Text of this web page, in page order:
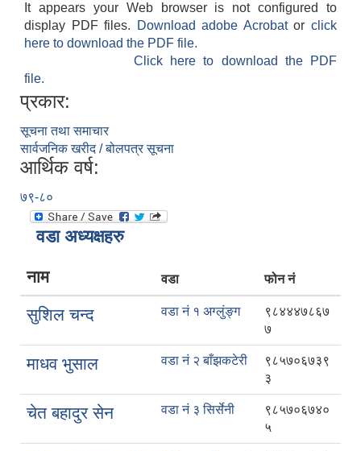
It appears your Web browser is not configured to
display PDF files.
Download adobe Acrobatorclick
here to download the PDF file.
Click here to download the PDF
file.
प्रकार:
सूचना तथा समाचार
सार्वजनिक खरीद / बोलपत्र सूचना
आर्थिक वर्ष:
७९-८०
वडा अध्यक्षहरु
नाम वडा फोन नं
सुशिल चन्द वडा नं १ अग्लुंङ्ग
९८४४४७८६७
७
माधव भुसाल वडा नं २ बाँझकटेरी
९८५७०६७३९
३
चेत बहादुर सेन वडा नं ३ सिर्सेनी
९८५७०६७४०
५